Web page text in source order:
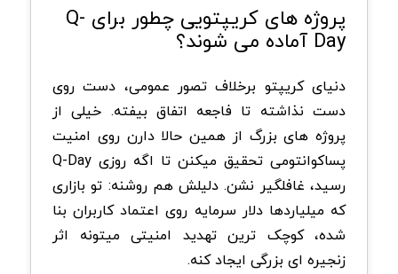
پروژه های کریپتویی چطور برای Q-
Day آماده می شوند؟
دنیای کریپتو برخلاف تصور عمومی، دست روی
دست نذاشته تا فاجعه اتفاق بیفته. خیلی از
پروژه های بزرگ از همین حالا دارن روی امنیت
پساکوانتومی تحقیق میکنن تا اگه روزی Q-Day
رسید، غافلگیر نشن. دلیلش هم روشنه: تو بازاری
که میلیاردها دلار سرمایه روی اعتماد کاربران بنا
شده، کوچک ترین تهدید امنیتی میتونه اثر
زنجیره ای بزرگی ایجاد کنه.